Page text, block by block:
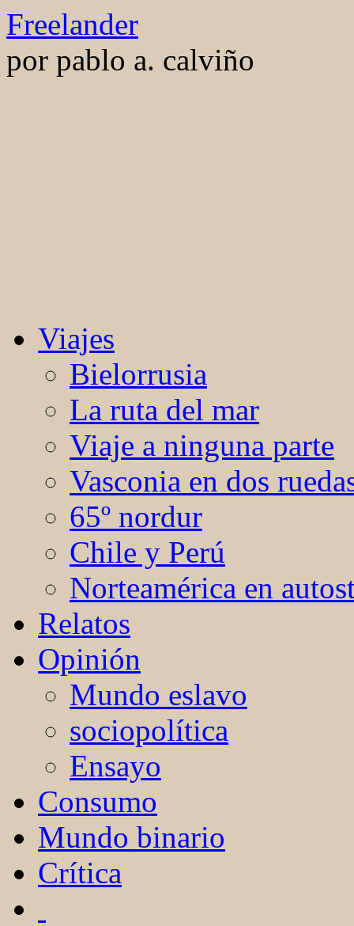
Saltar
al
contenido
Freelander
por pablo a. calviño
Viajes
Bielorrusia
La ruta del mar
Viaje a ninguna parte
Vasconia en dos
65º nordur
Chile y Perú
Norteamérica en
Relatos
Opinión
Mundo eslavo
sociopolítica
Ensayo
Consumo
Mundo binario
Crítica